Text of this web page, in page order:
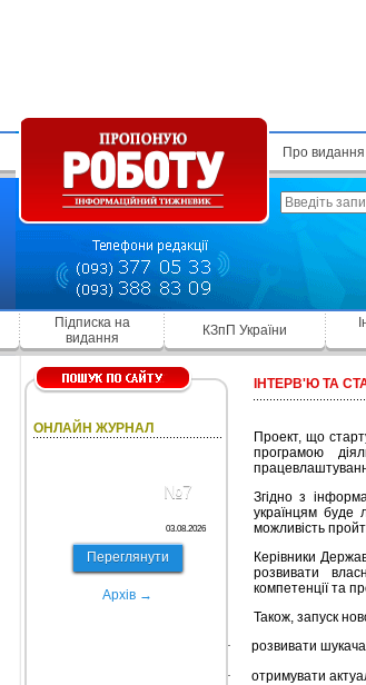
Про видання
Підписка на
видання
КЗпП України
ОНЛАЙН ЖУРНАЛ
№7
03.08.2026
Переглянути
Архів →
ІНТЕРВ'Ю ТА
Проект, що
програмою
Згідно з
українцям буде
можливість
Керівники
розвивати
компетенції та
Також, запуск
·
розвивати
·
отримувати